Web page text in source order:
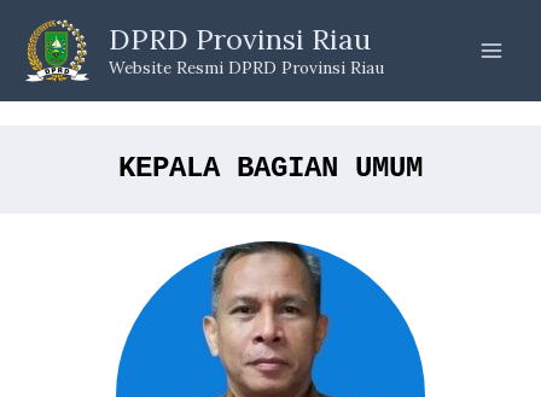
content
DPRD Provinsi Riau
Website Resmi DPRD Provinsi Riau
KEPALA BAGIAN UMUM